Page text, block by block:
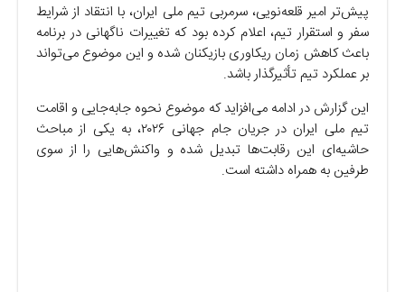
پیش‌تر امیر قلعه‌نویی، سرمربی تیم ملی ایران، با انتقاد از شرایط
سفر و استقرار تیم، اعلام کرده بود که تغییرات ناگهانی در برنامه
باعث کاهش زمان ریکاوری بازیکنان شده و این موضوع می‌تواند
بر عملکرد تیم تأثیرگذار باشد.
این گزارش در ادامه می‌افزاید که موضوع نحوه جابه‌جایی و اقامت
تیم ملی ایران در جریان جام جهانی ۲۰۲۶، به یکی از مباحث
حاشیه‌ای این رقابت‌ها تبدیل شده و واکنش‌هایی را از سوی
طرفین به همراه داشته است.